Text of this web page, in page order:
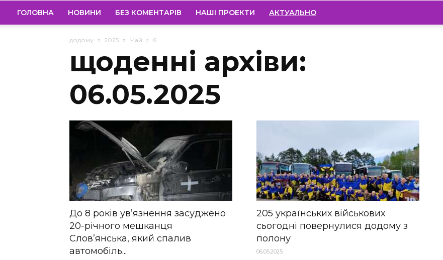
ГОЛОВНА НОВИНИ БЕЗ КОМЕНТАРІВ НАШІ ПРОЕКТИ АКТУАЛЬНО
додому 2025 Май 6
щоденні архіви:
06.05.2025
До 8 років ув’язнення засуджено
20-річного мешканця
Слов’янська, який спалив
автомобіль...
205 українських військових
сьогодні повернулися додому з
полону
06.05.2025